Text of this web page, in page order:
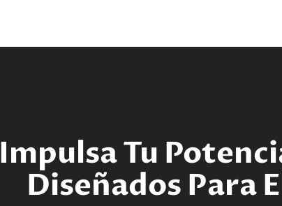
Impulsa Tu
Diseñados Para